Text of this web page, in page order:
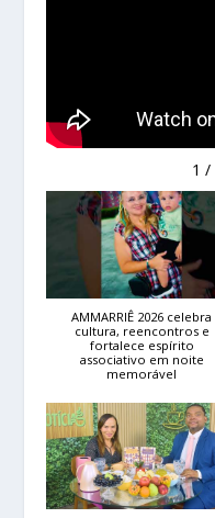
1 /
AMMARRIÊ 2026 celebra
cultura, reencontros e
fortalece espírito
associativo em noite
memorável